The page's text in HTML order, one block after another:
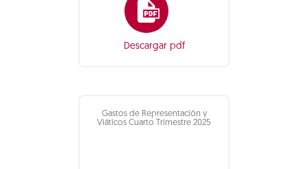
Descargar pdf
Gastos de Representación y
Viáticos Cuarto Trimestre 2025